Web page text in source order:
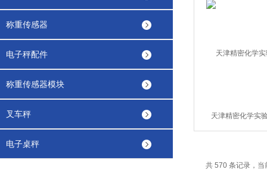
称重传感器
电子秤配件
称重传感器模块
叉车秤
电子桌秤
天津精密化学实
共 570 条记录，